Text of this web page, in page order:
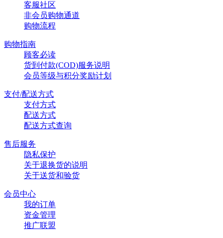
客服社区
非会员购物通道
购物流程
购物指南
顾客必读
货到付款(COD)服务说明
会员等级与积分奖励计划
支付/配送方式
支付方式
配送方式
配送方式查询
售后服务
隐私保护
关于退换货的说明
关于送货和验货
会员中心
我的订单
资金管理
推广联盟